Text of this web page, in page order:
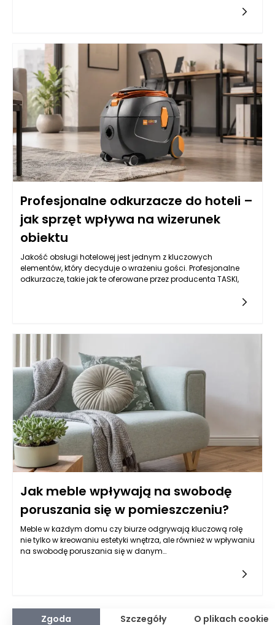
Profesjonalne odkurzacze do hoteli –
jak sprzęt wpływa na wizerunek
obiektu
Jakość obsługi hotelowej jest jednym z kluczowych
elementów, który decyduje o wrażeniu gości. Profesjonalne
odkurzacze, takie jak te oferowane przez producenta TASKI,
Jak meble wpływają na swobodę
poruszania się w pomieszczeniu?
Meble w każdym domu czy biurze odgrywają kluczową rolę
nie tylko w kreowaniu estetyki wnętrza, ale również w wpływaniu
na swobodę poruszania się w danym
mogą znacząco podnieść komfort życia mieszkańców oraz
na przestrzeń, w której się znajdują, staje się niezwykle istotne.
Odpowiednio dobrane meble nie tylko spełniają swoje
Zgoda Szczegóły O plikach cookie